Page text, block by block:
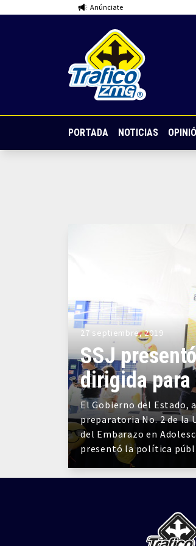
Anúnciate
PORTADA NOTICIAS
27 septiembre, 2019
SSJ
dirigida
El Gobierno del Estado,
preparatoria No. 2 de la
del Embarazo en
presentó la política